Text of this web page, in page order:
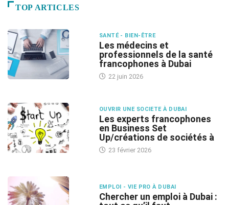
TOP ARTICLES
SANTÉ - BIEN-ÊTRE
Les médecins et
professionnels de la santé
francophones à Dubai
22 juin 2026
OUVRIR UNE SOCIETE À DUBAI
Les experts francophones
en Business Set
Up/créations de sociétés à
23 février 2026
EMPLOI - VIE PRO À DUBAI
Chercher un emploi à Dubai :